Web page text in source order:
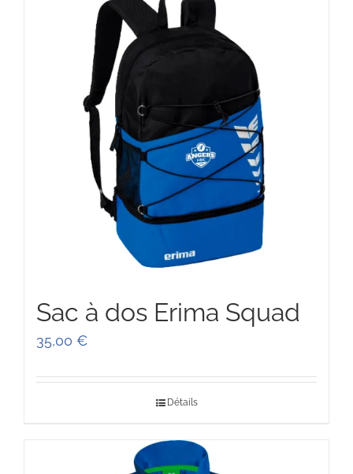
Sac à dos Erima Squad
35,00 €
Détails